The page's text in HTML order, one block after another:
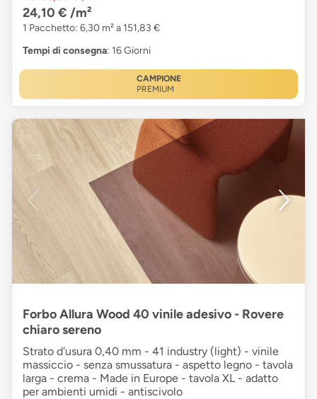
24,10 € /m²
1 Pacchetto: 6,30 m² a 151,83 €
Tempi di consegna: 16 Giorni
CAMPIONE
PREMIUM
Forbo Allura Wood 40 vinile adesivo - Rovere
chiaro sereno
Strato d'usura 0,40 mm - 41 industry (light) - vinile
massiccio - senza smussatura - aspetto legno - tavola
larga - crema - Made in Europe - tavola XL - adatto
per ambienti umidi - antiscivolo